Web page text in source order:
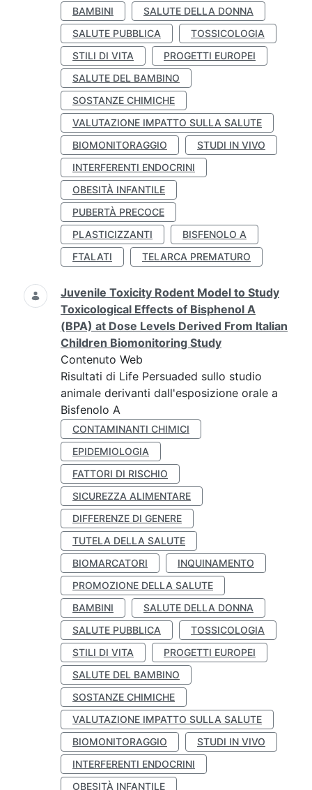
BAMBINI
SALUTE DELLA DONNA
SALUTE PUBBLICA
TOSSICOLOGIA
STILI DI VITA
PROGETTI EUROPEI
SALUTE DEL BAMBINO
SOSTANZE CHIMICHE
VALUTAZIONE IMPATTO SULLA SALUTE
BIOMONITORAGGIO
STUDI IN VIVO
INTERFERENTI ENDOCRINI
OBESITÀ INFANTILE
PUBERTÀ PRECOCE
PLASTICIZZANTI
BISFENOLO A
FTALATI
TELARCA PREMATURO
Juvenile Toxicity Rodent Model to Study
Toxicological Effects of Bisphenol A
(BPA) at Dose Levels Derived From Italian
Children Biomonitoring Study
Contenuto Web
Risultati di Life Persuaded sullo studio
animale derivanti dall'esposizione orale a
Bisfenolo A
CONTAMINANTI CHIMICI
EPIDEMIOLOGIA
FATTORI DI RISCHIO
SICUREZZA ALIMENTARE
DIFFERENZE DI GENERE
TUTELA DELLA SALUTE
BIOMARCATORI
INQUINAMENTO
PROMOZIONE DELLA SALUTE
BAMBINI
SALUTE DELLA DONNA
SALUTE PUBBLICA
TOSSICOLOGIA
STILI DI VITA
PROGETTI EUROPEI
SALUTE DEL BAMBINO
SOSTANZE CHIMICHE
VALUTAZIONE IMPATTO SULLA SALUTE
BIOMONITORAGGIO
STUDI IN VIVO
INTERFERENTI ENDOCRINI
OBESITÀ INFANTILE